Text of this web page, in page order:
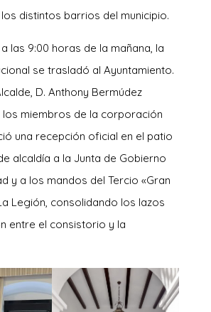
distintos barrios del municipio.
las 9:00 horas de la mañana, la
se trasladó al Ayuntamiento.
D. Anthony Bermúdez
los miembros de la corporación
una recepción oficial en el patio
alcaldía a la Junta de Gobierno
y a los mandos del Tercio «Gran
Legión, consolidando los lazos
entre el consistorio y la